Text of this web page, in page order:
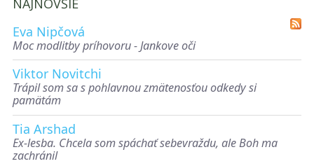
NAJNOVŠIE
Eva Nipčová
Moc modlitby príhovoru - Jankove oči
Viktor Novitchi
Trápil som sa s pohlavnou zmätenosťou odkedy si
pamätám
Tia Arshad
Ex-lesba. Chcela som spáchať sebevraždu, ale Boh ma
zachránil